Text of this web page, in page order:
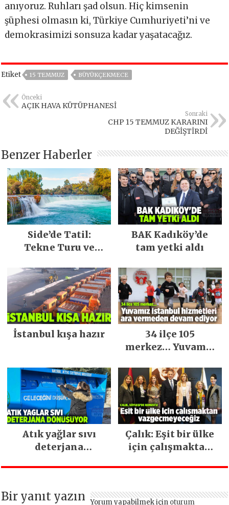
anıyoruz. Ruhları şad olsun. Hiç kimsenin
şüphesi olmasın ki, Türkiye Cumhuriyeti’ni ve
demokrasimizi sonsuza kadar yaşatacağız.
Etiket 15 TEMMUZ BÜYÜKÇEKMECE
Önceki
AÇIK HAVA KÜTÜPHANESİ
Sonraki
CHP 15 TEMMUZ KARARINI
DEĞİŞTİRDİ
Benzer Haberler
Side’de Tatil:
Tekne Turu ve
BAK Kadıköy’de
tam yetki aldı
İstanbul kışa hazır
34 ilçe 105
merkez… Yuvamız
ara vermeden
devam ediyor
Atık yağlar sıvı
deterjana
Çalık: Eşit bir ülke
için çalışmaktan
Bir yanıt yazın Yorum yapabilmek için oturum